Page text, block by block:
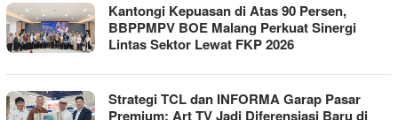
Kantongi Kepuasan di Atas 90 Persen,
BBPPMPV BOE Malang Perkuat Sinergi
Lintas Sektor Lewat FKP 2026
Strategi TCL dan INFORMA Garap Pasar
Premium: Art TV Jadi Diferensiasi Baru di